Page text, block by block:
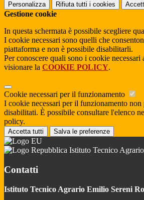
Personalizza Rifiuta tutti i cookies
Gestione cookie
In questa schermata è possibile scegliere
I cookie necessari sono quelli che
piattaforma e non è possibile disabilitarli.
Per conoscere quali sono i cookie
visionare la COOKIE POLICY.
Cookie necessari per il funzionamento
I cookie necessari per il funzionamento non
disabilitati. È possibile consultare l'elenco
policy.
Accetta tutti Salva le preferenze
Istituto Tecnico
Contatti
Istituto Tecnico Agrario Emilio Sereni